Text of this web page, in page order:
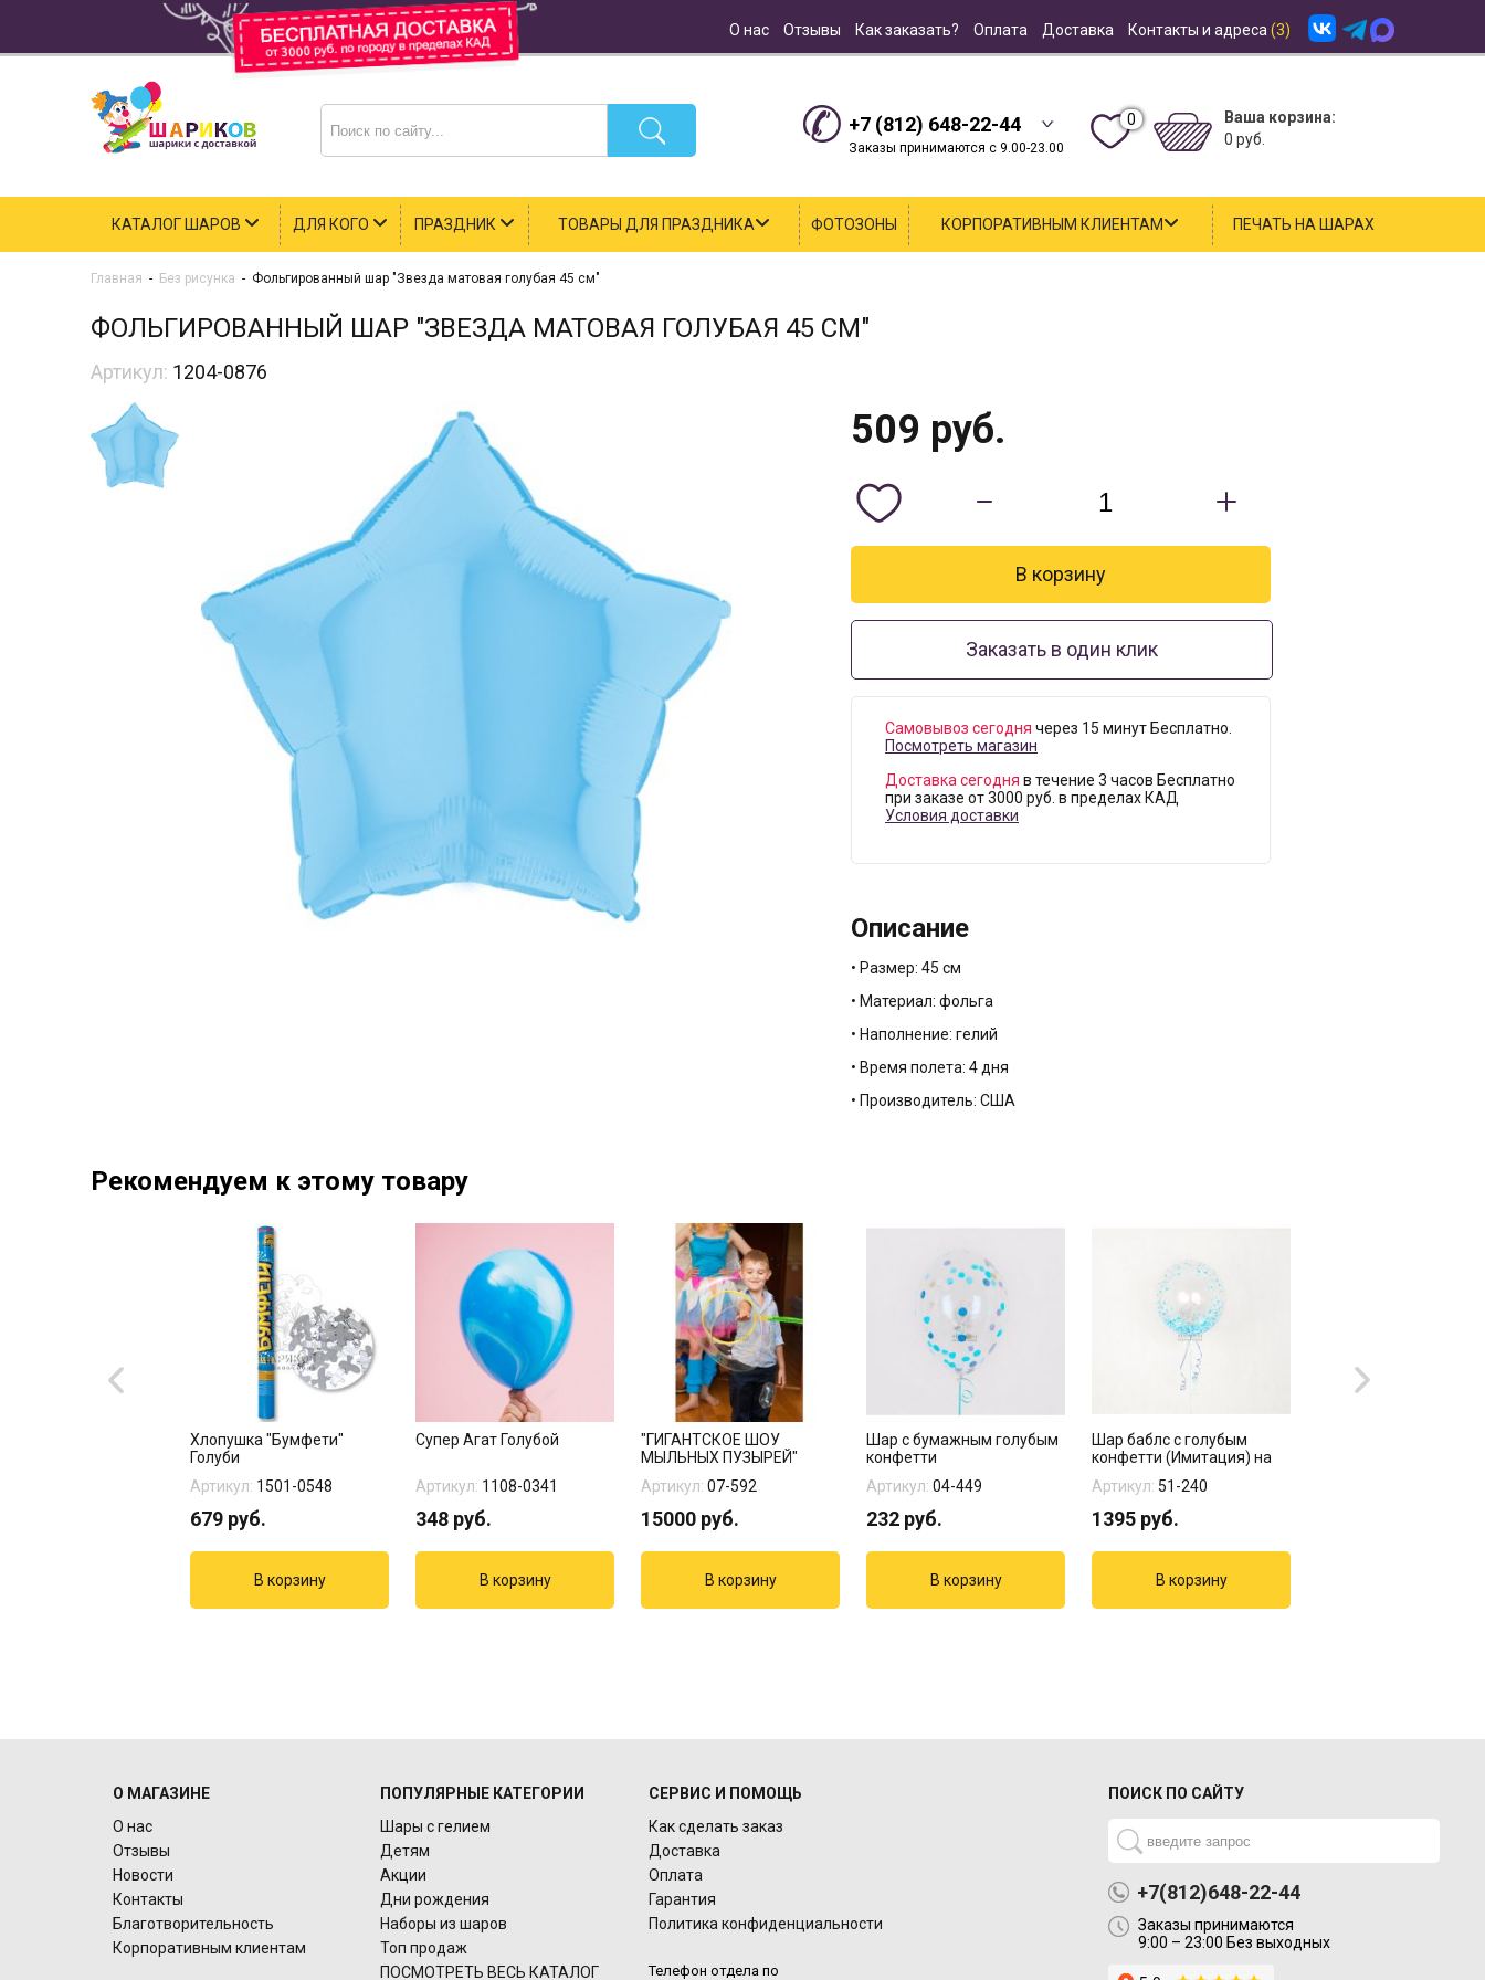
О нас Отзывы Как заказать? Оплата Доставка Контакты и адреса (3)
+7 (812) 648-22-44
Заказы принимаются с 9.00-23.00
0
Ваша корзина:
0 руб.
КАТАЛОГ ШАРОВ ДЛЯ КОГО ПРАЗДНИК ТОВАРЫ ДЛЯ ПРАЗДНИКА ФОТОЗОНЫ КОРПОРАТИВНЫМ КЛИЕНТАМ ПЕЧАТЬ НА ШАРАХ
Главная - Без рисунка - Фольгированный шар "Звезда матовая голубая 45 см"
ФОЛЬГИРОВАННЫЙ ШАР "ЗВЕЗДА МАТОВАЯ ГОЛУБАЯ 45 СМ"
Артикул: 1204-0876
509 руб.
Заказать в один клик
Самовывоз сегодня через 15 минут Бесплатно.
Посмотреть магазин
Доставка сегодня в течение 3 часов Бесплатно
при заказе от 3000 руб. в пределах КАД
Условия доставки
Описание
• Размер: 45 см
• Материал: фольга
• Наполнение: гелий
• Время полета: 4 дня
• Производитель: США
Рекомендуем к этому товару
Хлопушка "Бумфети"
Голуби
Артикул: 1501-0548
679 руб.
Супер Агат Голубой
Артикул: 1108-0341
348 руб.
"ГИГАНТСКОЕ ШОУ
МЫЛЬНЫХ ПУЗЫРЕЙ"
Артикул: 07-592
15000 руб.
Шар с бумажным голубым
конфетти
Артикул: 04-449
232 руб.
Шар баблс с голубым
конфетти (Имитация) на
Артикул: 51-240
1395 руб.
О МАГАЗИНЕ
О нас
Отзывы
Новости
Контакты
Благотворительность
Корпоративным клиентам
ПОПУЛЯРНЫЕ КАТЕГОРИИ
Шары с гелием
Детям
Акции
Дни рождения
Наборы из шаров
Топ продаж
ПОСМОТРЕТЬ ВЕСЬ КАТАЛОГ
СЕРВИС И ПОМОЩЬ
Как сделать заказ
Доставка
Оплата
Гарантия
Политика конфиденциальности
Телефон отдела по
ПОИСК ПО САЙТУ
+7(812)648-22-44
Заказы принимаются
9:00 – 23:00 Без выходных